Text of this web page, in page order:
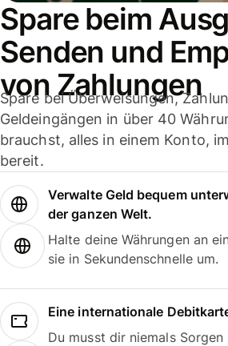
Spare beim
Senden und
von Zahlungen
Spare bei Überweisungen,
Geldeingängen in über 40
brauchst, alles in einem Konto,
bereit.
Verwalte Geld bequem
der ganzen Welt.
Halte deine Währungen an
sie in Sekundenschnelle um.
Eine internationale
Du musst dir niemals